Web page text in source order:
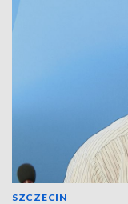
SZCZECIN